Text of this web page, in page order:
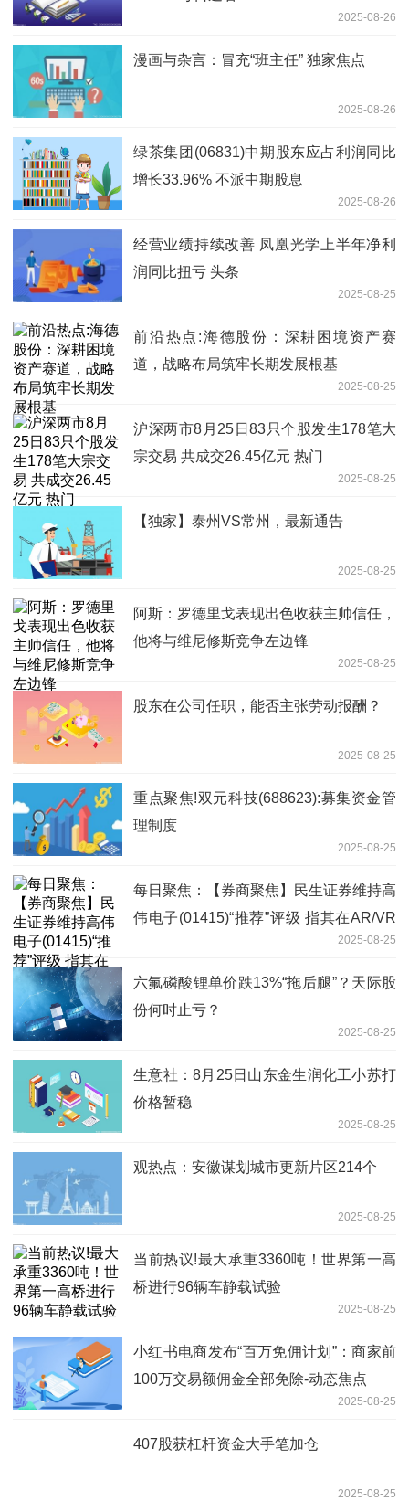
2025-08-26
漫画与杂言：冒充“班主任” 独家焦点
2025-08-26
绿茶集团(06831)中期股东应占利润同比
增长33.96% 不派中期股息
2025-08-26
经营业绩持续改善 凤凰光学上半年净利
润同比扭亏 头条
2025-08-25
前沿热点:海德股份：深耕困境资产赛
道，战略布局筑牢长期发展根基
2025-08-25
沪深两市8月25日83只个股发生178笔大
宗交易 共成交26.45亿元 热门
2025-08-25
【独家】泰州VS常州，最新通告
2025-08-25
阿斯：罗德里戈表现出色收获主帅信任，
他将与维尼修斯竞争左边锋
2025-08-25
股东在公司任职，能否主张劳动报酬？
2025-08-25
重点聚焦!双元科技(688623):募集资金管
理制度
2025-08-25
每日聚焦：【券商聚焦】民生证券维持高
伟电子(01415)“推荐”评级 指其在AR/VR
2025-08-25
六氟磷酸锂单价跌13%“拖后腿”？天际股
份何时止亏？
2025-08-25
生意社：8月25日山东金生润化工小苏打
价格暂稳
2025-08-25
观热点：安徽谋划城市更新片区214个
2025-08-25
当前热议!最大承重3360吨！世界第一高
桥进行96辆车静载试验
2025-08-25
小红书电商发布“百万免佣计划”：商家前
100万交易额佣金全部免除-动态焦点
2025-08-25
407股获杠杆资金大手笔加仓
2025-08-25